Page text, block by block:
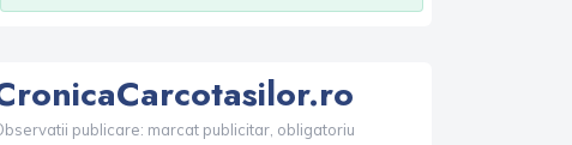
publicare: marcat publicitar, obligatoriu